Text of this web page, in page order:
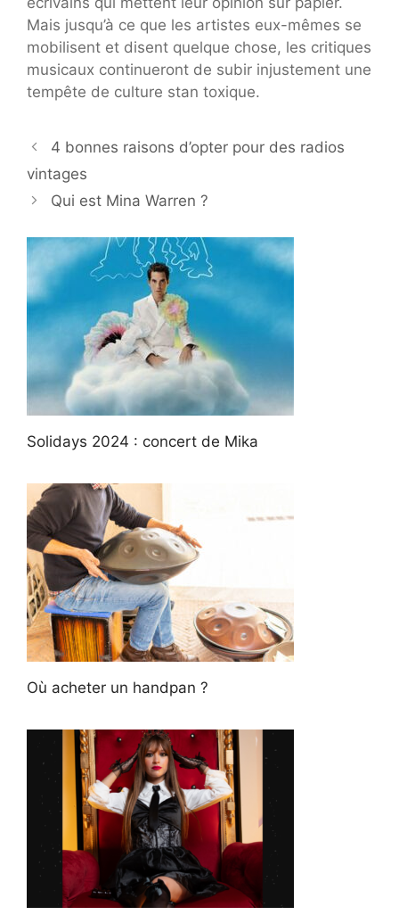
Mais jusqu’à ce que les artistes eux-mêmes se
mobilisent et disent quelque chose, les critiques
musicaux continueront de subir injustement une
tempête de culture stan toxique.
4 bonnes raisons d’opter pour des radios
vintages
Qui est Mina Warren ?
Solidays 2024 : concert de Mika
Où acheter un handpan ?